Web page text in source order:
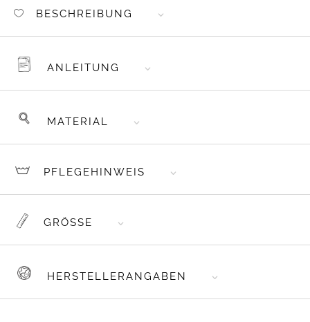
BESCHREIBUNG
ANLEITUNG
MATERIAL
PFLEGEHINWEIS
GRÖSSE
HERSTELLERANGABEN